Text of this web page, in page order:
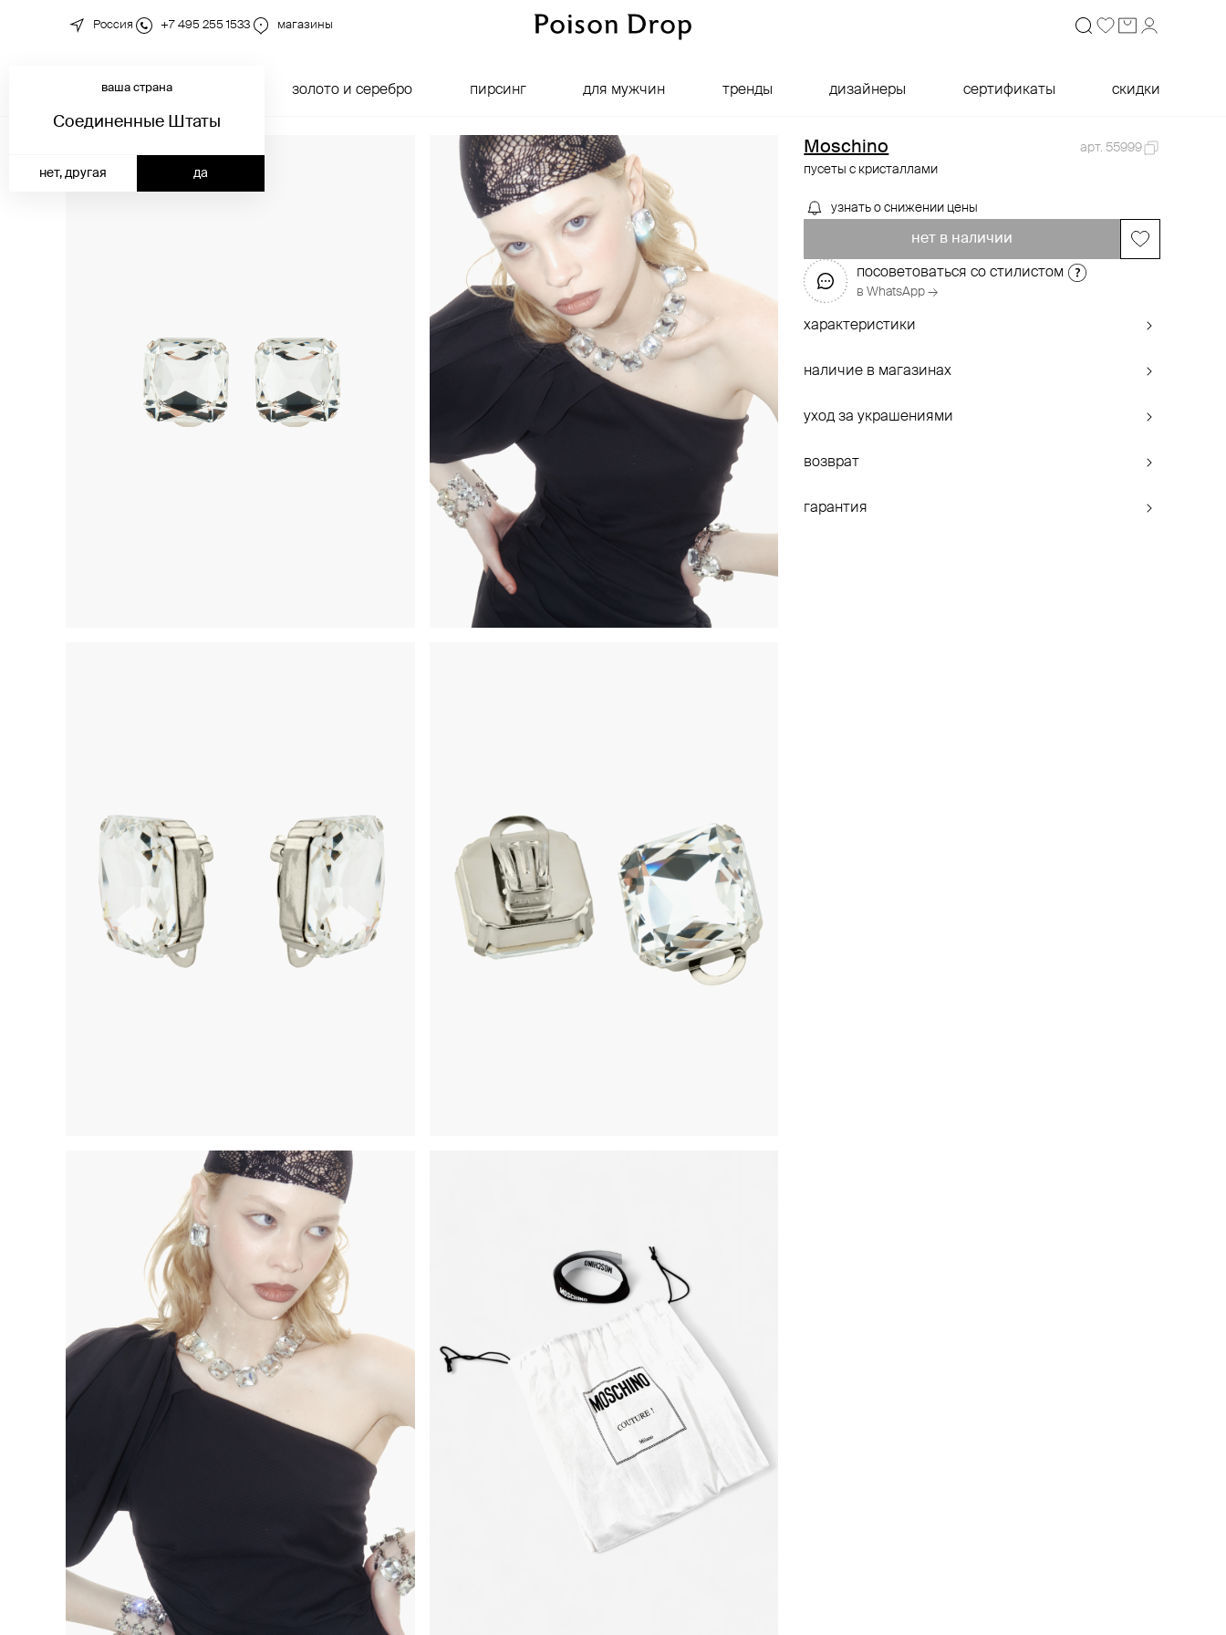
Россия +7 495 255 1533 магазины
новинки золото и серебро пирсинг для мужчин тренды дизайнеры сертификаты скидки
ваша страна
Соединенные Штаты
да
нет, другая
Moschino
арт. 55999
пусеты с кристаллами
узнать о снижении цены
нет в наличии
посоветоваться со стилистом
в WhatsApp →
характеристики
наличие в магазинах
уход за украшениями
возврат
гарантия